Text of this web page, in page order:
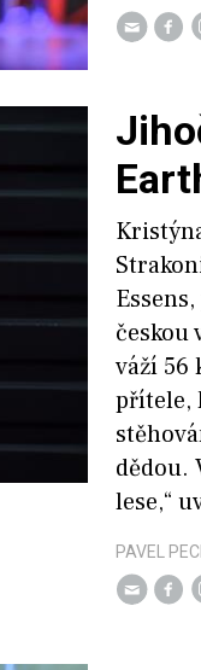
českou
váží 56
přítele,
dědou.
lese,“
PAVEL